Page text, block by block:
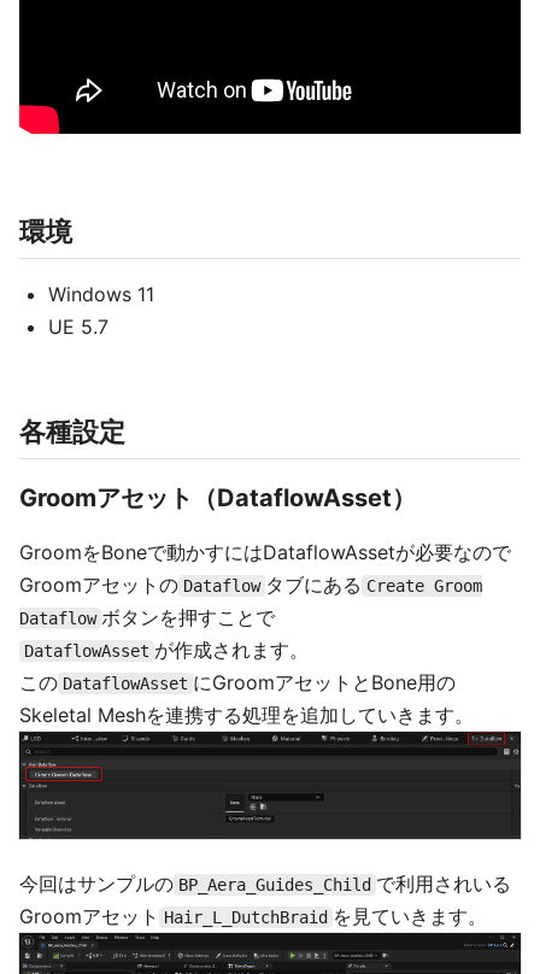
環境
Windows 11
UE 5.7
各種設定
Groomアセット（DataflowAsset）
GroomをBoneで動かすにはDataflowAssetが必要なので
Groomアセットの Dataflow タブにある Create Groom
Dataflow ボタンを押すことで
DataflowAsset が作成されます。
この DataflowAsset にGroomアセットとBone用の
Skeletal Meshを連携する処理を追加していきます。
今回はサンプルの BP_Aera_Guides_Child で利用されいる
Groomアセット Hair_L_DutchBraid を見ていきます。